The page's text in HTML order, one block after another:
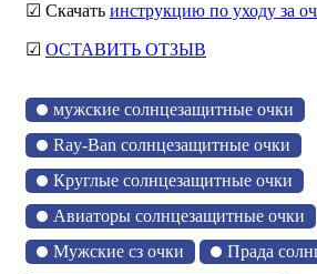
☑ Скачать инструкцию по уходу за
☑ ОСТАВИТЬ ОТЗЫВ
мужские солнцезащитные очки
Ray-Ban солнцезащитные очки
Круглые солнцезащитные очки
Авиаторы солнцезащитные очки
Мужские сз очки
Прада